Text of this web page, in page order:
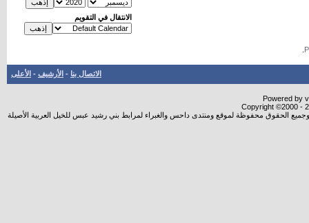
الانتقال في التقويم
الاتصال بنا - الأرشيف - الأعلى
Powered by
Copyright ©2000 -
الحقوق محفوظة لموقع ومنتدى داحس والغبراء لمرابط بني رشيد عبس للخيل العربية الأصيلة